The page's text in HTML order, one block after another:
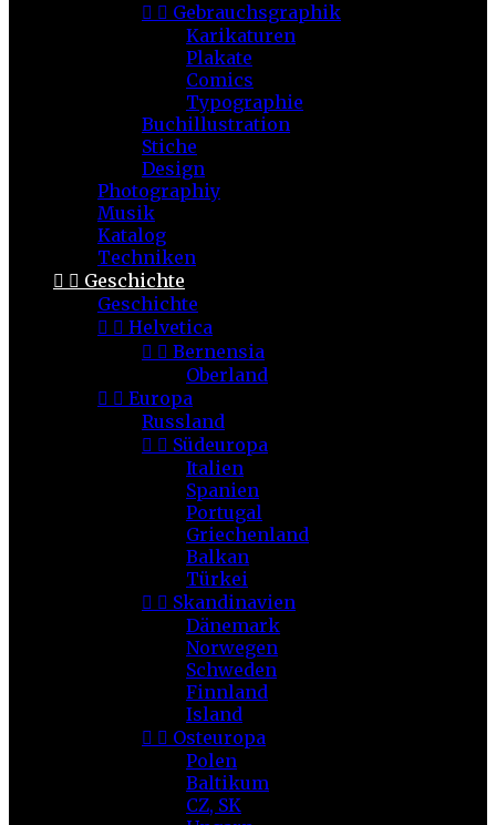
  Gebrauchsgraphik
Karikaturen
Plakate
Comics
Typographie
Buchillustration
Stiche
Design
Photographiy
Musik
Katalog
Techniken
  Geschichte
Geschichte
  Helvetica
  Bernensia
Oberland
  Europa
Russland
  Südeuropa
Italien
Spanien
Portugal
Griechenland
Balkan
Türkei
  Skandinavien
Dänemark
Norwegen
Schweden
Finnland
Island
  Osteuropa
Polen
Baltikum
CZ, SK